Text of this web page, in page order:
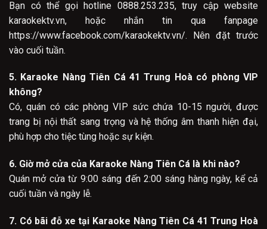
Bạn có thể gọi hotline 0888.253.235, truy cập website
karaokektv.vn, hoặc nhắn tin qua fanpage
https://www.facebook.com/karaokektv.vn/. Nên đặt trước
vào cuối tuần.
5. Karaoke Nàng Tiên Cá 41 Trung Hoà có phòng VIP
không?
Có, quán có các phòng VIP sức chứa 10-15 người, được
trang bị nội thất sang trọng và hệ thống âm thanh hiện đại,
phù hợp cho tiệc tùng hoặc sự kiện.
6. Giờ mở cửa của Karaoke Nàng Tiên Cá là khi nào?
Quán mở cửa từ 9:00 sáng đến 2:00 sáng hàng ngày, kể cả
cuối tuần và ngày lễ.
7. Có bãi đỗ xe tại Karaoke Nàng Tiên Cá 41 Trung Hoà